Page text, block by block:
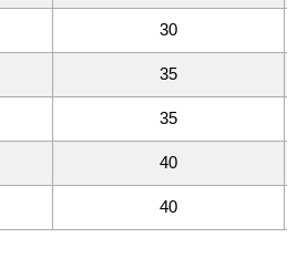
30
35
35
40
40